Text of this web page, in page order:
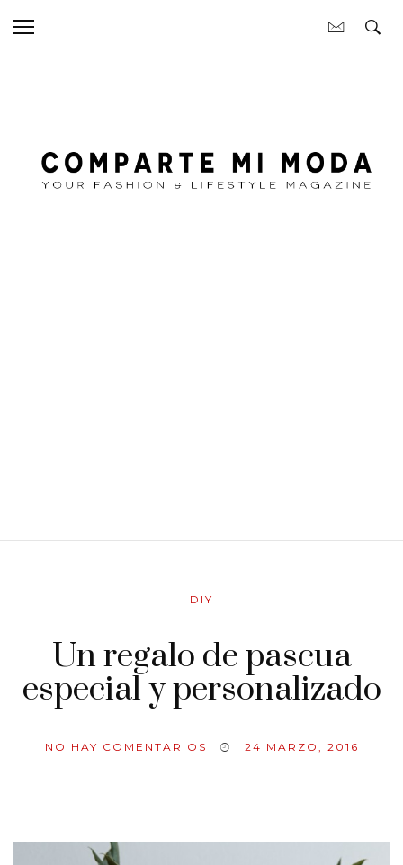
DIY
Un regalo de pascua
especial y personalizado
NO HAY COMENTARIOS 24 MARZO, 2016